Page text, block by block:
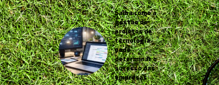
Saiba como a
gestão de
projetos de
tecnologia
pode
determinar o
sucesso das
empresas